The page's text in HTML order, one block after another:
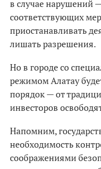
в случае нарушений
соответствующих
приостанавливать
лишать разрешения.
Но в городе со
режимом Алатау
порядок — от
инвесторов
Напомним,
необходимость
соображениями